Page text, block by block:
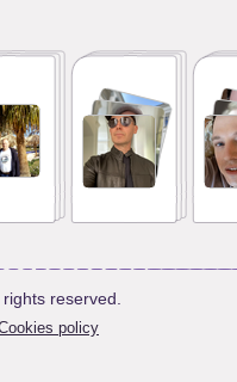
reserved.
policy